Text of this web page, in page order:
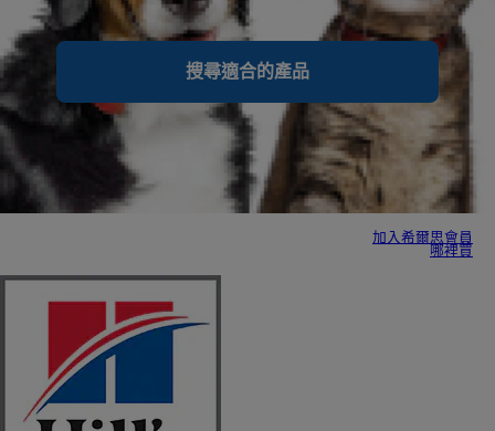
搜尋適合的產品
加入希爾思會員
哪裡買